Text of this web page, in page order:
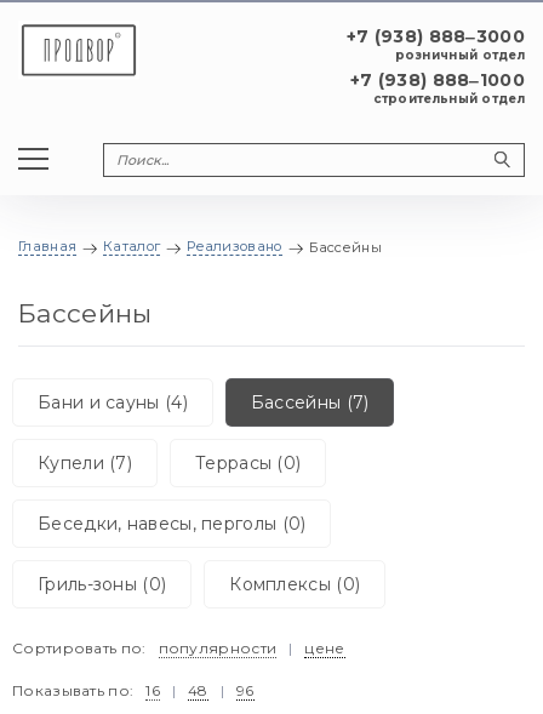
+7 (938) 888‒3000
розничный отдел
+7 (938) 888‒1000
строительный отдел
Главная Каталог Реализовано Бассейны
Бассейны
Бани и сауны (4) Бассейны (7)
Купели (7) Террасы (0)
Беседки, навесы, перголы (0)
Гриль-зоны (0) Комплексы (0)
Сортировать по: популярности | цене
Показывать по: 16 | 48 | 96